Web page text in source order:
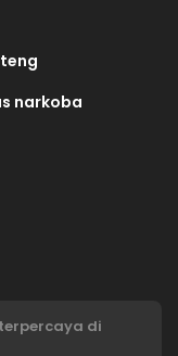
narkoba
di